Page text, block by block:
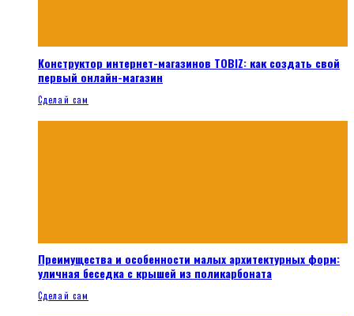
Конструктор интернет-магазинов TOBIZ: как создать свой
первый онлайн-магазин
Сделай сам
Преимущества и особенности малых архитектурных форм:
уличная беседка с крышей из поликарбоната
Сделай сам